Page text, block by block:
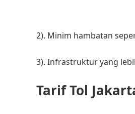
2). Minim hambatan
3). Infrastruktur yang
Tarif Tol